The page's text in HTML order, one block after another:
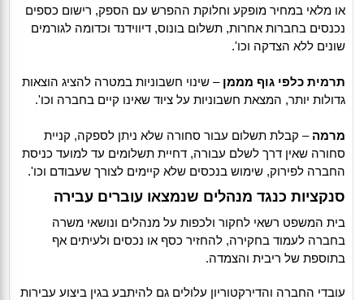
או מלאי במחיר מופקע וחלוקת ההפרש עם הספק, רישום כספים
נכנסים בחברות אחרות, תשלום בונוס, דיווידנד וכדומה לגורמים
שונים ללא הצדקה וכו'.
תרמית כלפי גוף מממן – שינוי חשבוניות במטרה להציג הוצאות
גדולות יותר, המצאת חשבוניות על ציוד שאינו קיים בחברה וכו'.
מרמה – קבלת תשלום עבור סחורה שלא ניתן לספקה, קניית
סחורה שאין דרך לשלם עבורה, דחיית תשלומים עד למועד כניסת
החברה לפירוק, שימוש בנכסים שלא קיימים לצורך שעבודם וכו'.
סנקציות כנגד מנהלים שנמצאו עוברים עבירה
בית המשפט רשאי לחקור ולכפות על מנהלים ונושאי משרה
בחברה לעמוד בחקירה, להחזיר כסף או נכסים ולעיתים אף
בתוספת של ריבית והצמדה.
עובדי החברה והדירקטוריון עלולים גם להיתבע בגין ביצוע עבירות